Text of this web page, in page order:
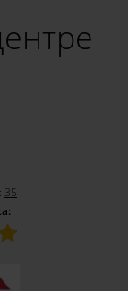
35